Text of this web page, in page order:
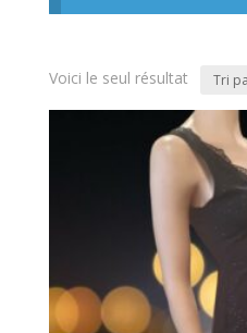
Voici le seul résultat